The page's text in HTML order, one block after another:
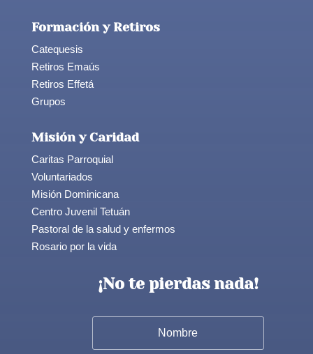
Formación y Retiros
Catequesis
Retiros Emaús
Retiros Effetá
Grupos
Misión y Caridad
Caritas Parroquial
Voluntariados
Misión Dominicana
Centro Juvenil Tetuán
Pastoral de la salud y enfermos
Rosario por la vida
¡No te pierdas nada!